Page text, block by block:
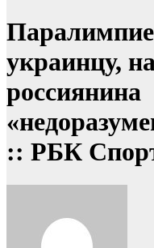
украинцу,
россиянина
:: РБК